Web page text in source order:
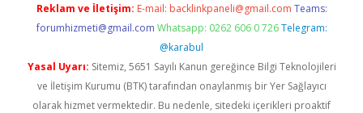
Reklam ve İletişim: E-mail: backlinkpaneli@gmail.com Teams:
forumhizmeti@gmail.com Whatsapp: 0262 606 0 726 Telegram:
@karabul
Yasal Uyarı: Sitemiz, 5651 Sayılı Kanun gereğince Bilgi Teknolojileri
ve İletişim Kurumu (BTK) tarafından onaylanmış bir Yer Sağlayıcı
olarak hizmet vermektedir. Bu nedenle, sitedeki içerikleri proaktif